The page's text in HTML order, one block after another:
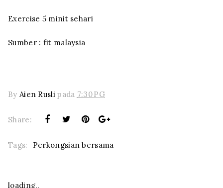
Exercise 5 minit sehari
Sumber : fit malaysia
By Aien Rusli pada 7:30 PG
Share:
Tags: Perkongsian bersama
loading..